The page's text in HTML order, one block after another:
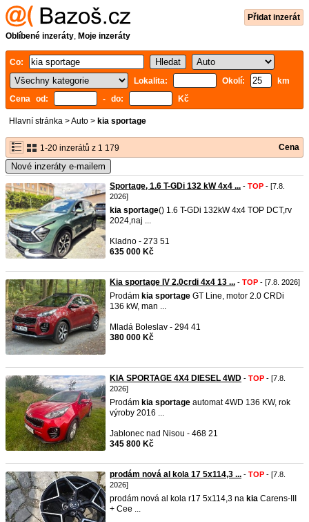
Přidat inzerát
Oblíbené inzeráty, Moje inzeráty
Co:
Lokalita:
Okolí:
km
Cena od:
- do: Kč
Hlavní stránka >Auto > kia sportage
1-20 inzerátů z 1 179 Cena
Nové inzeráty e-mailem
Sportage, 1.6 T-GDi 132 kW 4x4 ... - TOP - [7.8.
2026]
kia sportage() 1.6 T-GDi 132kW 4x4 TOP DCT,rv
2024,naj ...
Kladno - 273 51
635 000 Kč
Kia sportage IV 2.0crdi 4x4 13 ... - TOP - [7.8. 2026]
Prodám kia sportage GT Line, motor 2.0 CRDi
136 kW, man ...
Mladá Boleslav - 294 41
380 000 Kč
KIA SPORTAGE 4X4 DIESEL 4WD - TOP - [7.8.
2026]
Prodám kia sportage automat 4WD 136 KW, rok
výroby 2016 ...
Jablonec nad Nisou - 468 21
345 800 Kč
prodám nová al kola 17 5x114,3 ... - TOP - [7.8.
2026]
prodám nová al kola r17 5x114,3 na kia Carens-III
+ Cee ...